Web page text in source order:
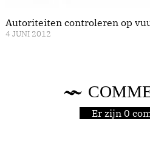
Autoriteiten controleren op
4 JUNI 2012
Er zijn 0